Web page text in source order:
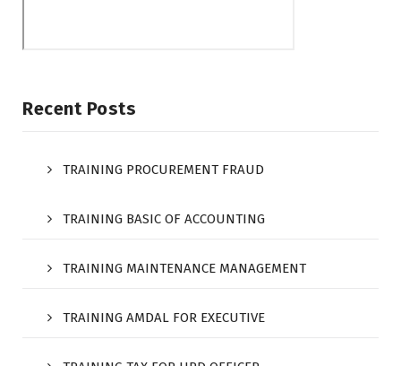
Recent Posts
TRAINING PROCUREMENT FRAUD
TRAINING BASIC OF ACCOUNTING
TRAINING MAINTENANCE MANAGEMENT
TRAINING AMDAL FOR EXECUTIVE